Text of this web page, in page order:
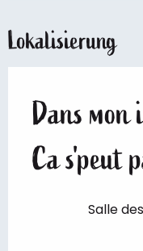
Lokalisierung
Dans
Ca s'peut
Salle